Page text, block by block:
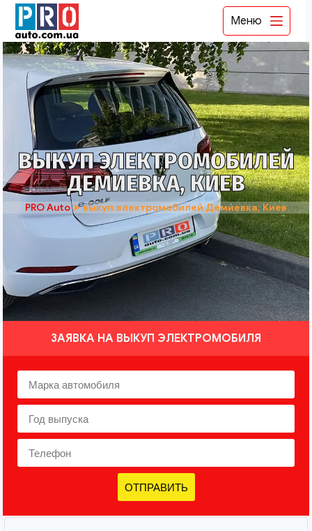
Меню
ВЫКУП ЭЛЕКТРОМОБИЛЕЙ
ДЕМИЕВКА, КИЕВ
PRO Auto➤выкуп электромобилей Демиевка, Киев
ЗАЯВКА НА ВЫКУП ЭЛЕКТРОМОБИЛЯ
ОТПРАВИТЬ